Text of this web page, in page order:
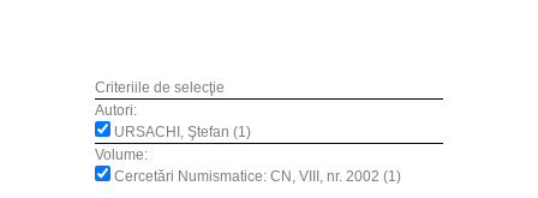
Criteriile de selecţie
Autori:
URSACHI, Ştefan (1)
Volume:
Cercetări Numismatice: CN, VIII, nr. 2002 (1)